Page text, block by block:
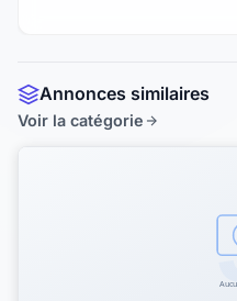
Annonces similaires
Voir la catégorie